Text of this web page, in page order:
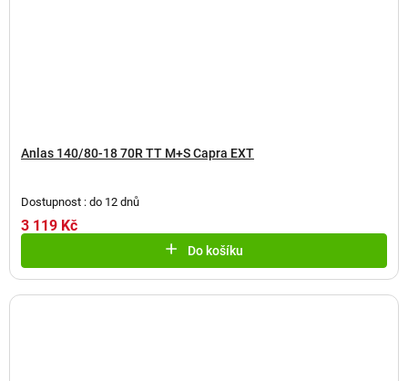
Anlas 140/80-18 70R TT M+S Capra EXT
Dostupnost : do 12 dnů
3 119 Kč
Do košíku